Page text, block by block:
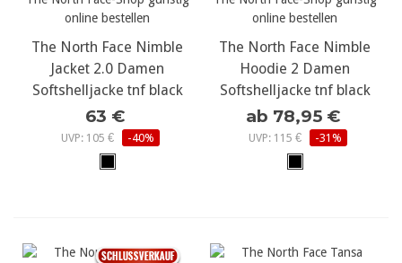
The North Face Nimble
Jacket 2.0 Damen
Softshelljacke tnf black
63 €
UVP: 105 € -40%
The North Face Nimble
Hoodie 2 Damen
Softshelljacke tnf black
ab 78,95 €
UVP: 115 € -31%